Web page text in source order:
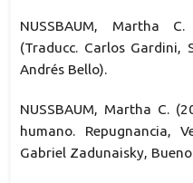
NUSSBAUM, Martha
(Traducc. Carlos Gardini,
Andrés Bello).
NUSSBAUM, Martha C.
humano. Repugnancia,
Gabriel Zadunaisky,